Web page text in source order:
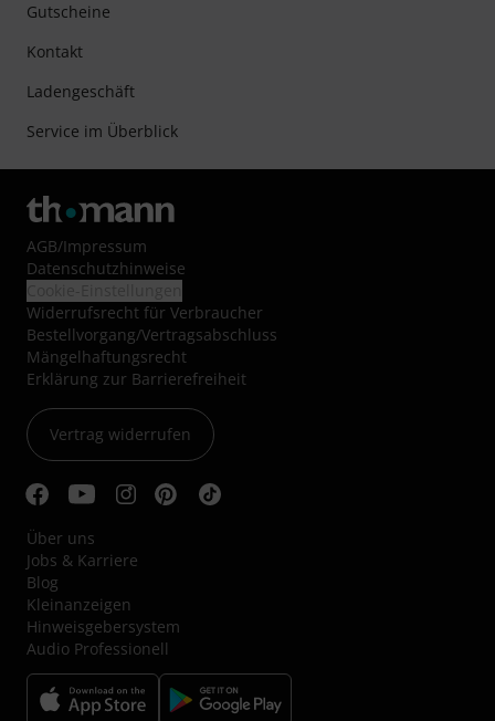
Gutscheine
Kontakt
Ladengeschäft
Service im Überblick
AGB/Impressum
Datenschutzhinweise
Widerrufsrecht für Verbraucher
Bestellvorgang/Vertragsabschluss
Mängelhaftungsrecht
Erklärung zur Barrierefreiheit
Vertrag widerrufen
Über uns
Jobs & Karriere
Blog
Kleinanzeigen
Hinweisgebersystem
Audio Professionell